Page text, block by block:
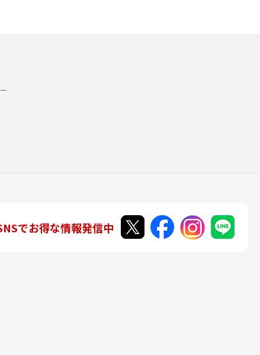
でお得な情報発信中